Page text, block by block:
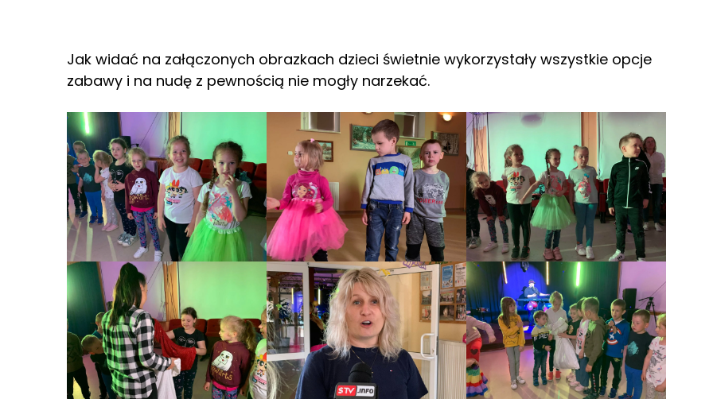
Jak widać na załączonych obrazkach dzieci świetnie wykorzystały wszystkie opcje
zabawy i na nudę z pewnością nie mogły narzekać.